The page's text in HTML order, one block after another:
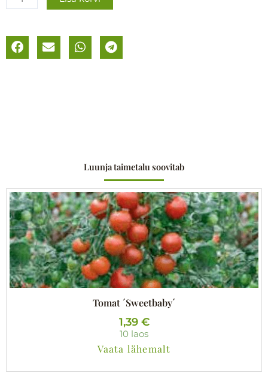
kogus
Luunja taimetalu soovitab
Tomat ´Sweetbaby´
1,39 €
10 laos
Vaata lähemalt